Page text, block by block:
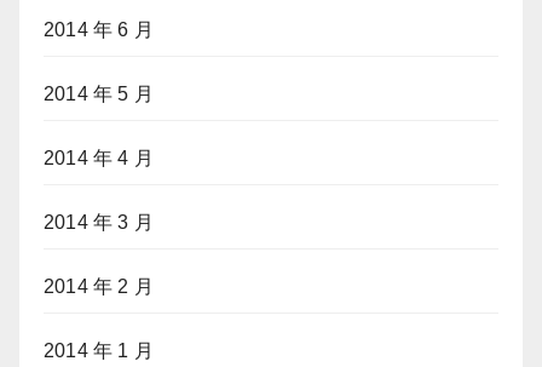
2014 年 6 月
2014 年 5 月
2014 年 4 月
2014 年 3 月
2014 年 2 月
2014 年 1 月